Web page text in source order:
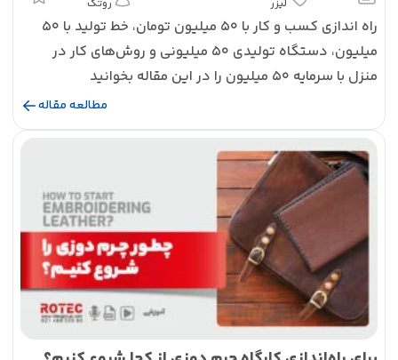
لیزر روتک
راه اندازی کسب و کار با 50 میلیون تومان، خط تولید با 50
میلیون، دستگاه تولیدی 50 میلیونی و روش‌های کار در
منزل با سرمایه ۵۰ میلیون را در این مقاله بخوانید
مطالعه مقاله